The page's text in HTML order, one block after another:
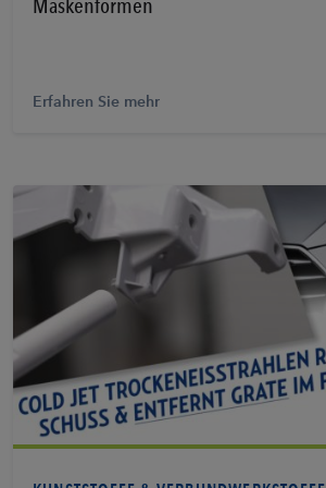
Maskenformen
Erfahren Sie mehr
Erfahren Sie mehr